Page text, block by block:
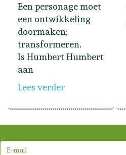
Een personage moet
een ontwikkeling
doormaken;
transformeren.
Is Humbert Humbert
aan
Lees verder